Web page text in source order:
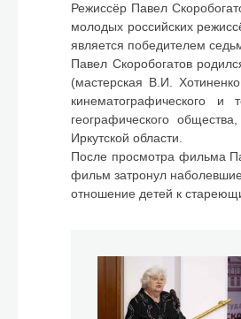
Режиссёр Павел
молодых российских
является победителем
Павел Скоробогатов
(мастерская В.И.
кинематографического
географического
Иркутской области.
После просмотра фильма
фильм затронул
отношение детей к